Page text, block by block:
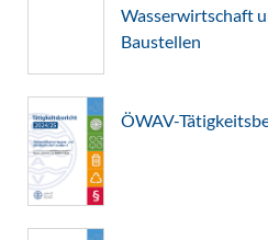
Wasserwirtschaft
Baustellen
ÖWAV-